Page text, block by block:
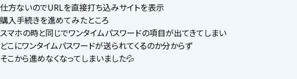
仕方ないのでURLを直接打ち込みサイトを表示
購入手続きを進めてみたところ
スマホの時と同じでワンタイムパスワードの項目が出てきてしまい
どこにワンタイムパスワードが送られてくるのか分からず
そこから進めなくなってしまいました💦